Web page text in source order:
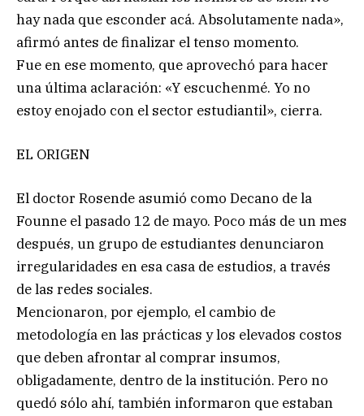
hay nada que esconder acá. Absolutamente nada»,
afirmó antes de finalizar el tenso momento.
Fue en ese momento, que aprovechó para hacer
una última aclaración: «Y escuchenmé. Yo no
estoy enojado con el sector estudiantil», cierra.
EL ORIGEN
El doctor Rosende asumió como Decano de la
Founne el pasado 12 de mayo. Poco más de un mes
después, un grupo de estudiantes denunciaron
irregularidades en esa casa de estudios, a través
de las redes sociales.
Mencionaron, por ejemplo, el cambio de
metodología en las prácticas y los elevados costos
que deben afrontar al comprar insumos,
obligadamente, dentro de la institución. Pero no
quedó sólo ahí, también informaron que estaban